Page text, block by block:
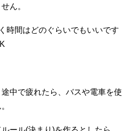
ん。
間はどのぐらいでもいいです
中で疲れたら、バスや電車を使